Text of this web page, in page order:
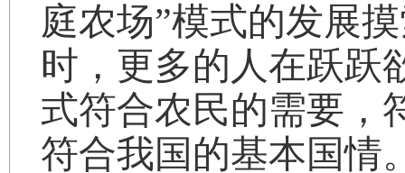
庭农场”模式的发展
时，更多的人在跃跃
式符合农民的需要，
符合我国的基本国情